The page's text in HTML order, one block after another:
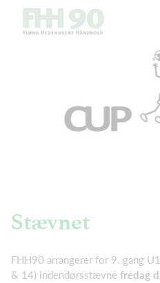
Stævnet
FHH90 arrangerer for 9. gang
& 14) indendørsstævne fredag